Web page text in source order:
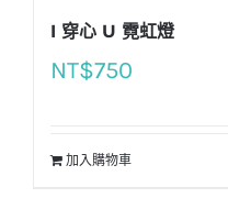
I 穿心 U 霓虹燈
NT$750
加入購物車